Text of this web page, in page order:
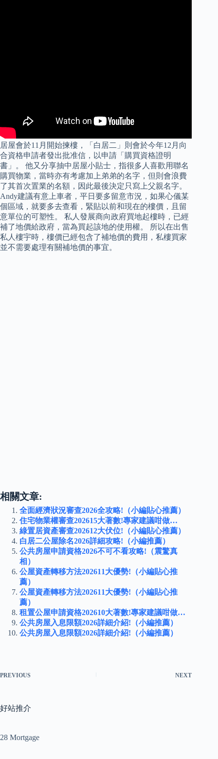
居屋會於11月開始揀樓，「白居二」則會於今年12月向
合資格申請者發出批准信，以申請「購買資格證明
書」。 他又分享抽中居屋小貼士，指很多人喜歡用聯名
購買物業，當時亦有考慮加上弟弟的名字，但則會浪費
了其首次置業的名額，因此最後決定只寫上父親名字。
Andy建議有意上車者，平日要多留意市況，如果心儀某
個區域，就要多去查看，緊貼以前和現在的樓價，且留
意單位的可塑性。 私人發展商向政府買地起樓時，已經
補了地價給政府，當為買起該地的使用權。 所以在出售
私人樓宇時，樓價已經包含了補地價的費用，私樓買家
並不需要處理有關補地價的事宜。
相關文章:
全面經濟狀況審查2026全攻略!（小編貼心推薦）
住宅物業權審查202615大著數!專家建議咁做…
綠置居資產審查202612大伏位!（小編貼心推薦）
白居二公屋除名2026詳細攻略!（小編推薦）
公共房屋申請資格2026不可不看攻略!（震驚真
相）
公屋資產轉移方法202611大優勢!（小編貼心推
薦）
公屋資產轉移方法202611大優勢!（小編貼心推
薦）
租置公屋申請資格202610大著數!專家建議咁做…
公共房屋入息限額2026詳細介紹!（小編推薦）
公共房屋入息限額2026詳細介紹!（小編推薦）
PREVIOUS NEXT
好站推介
28 Mortgage